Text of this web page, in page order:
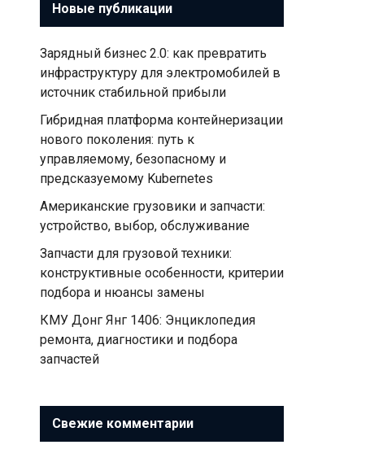
Новые публикации
Зарядный бизнес 2.0: как превратить
инфраструктуру для электромобилей в
источник стабильной прибыли
Гибридная платформа контейнеризации
нового поколения: путь к
управляемому, безопасному и
предсказуемому Kubernetes
Американские грузовики и запчасти:
устройство, выбор, обслуживание
Запчасти для грузовой техники:
конструктивные особенности, критерии
подбора и нюансы замены
КМУ Донг Янг 1406: Энциклопедия
ремонта, диагностики и подбора
запчастей
Свежие комментарии